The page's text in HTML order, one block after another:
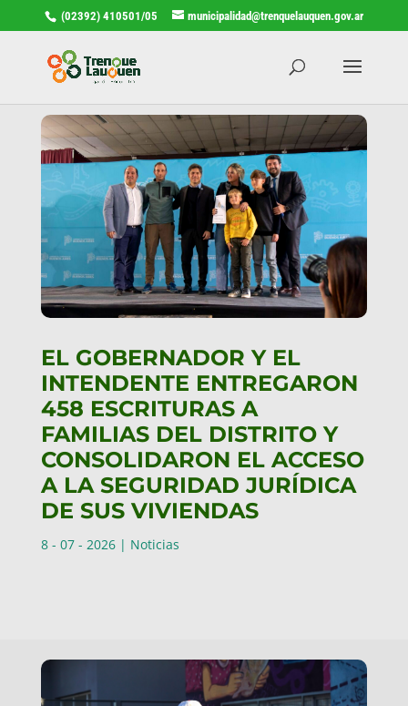
(02392) 410501/05 municipalidad@trenquelauquen.gov.ar
EL GOBERNADOR Y EL
INTENDENTE ENTREGARON
458 ESCRITURAS A
FAMILIAS DEL DISTRITO Y
CONSOLIDARON EL ACCESO
A LA SEGURIDAD JURÍDICA
DE SUS VIVIENDAS
8 - 07 - 2026| Noticias